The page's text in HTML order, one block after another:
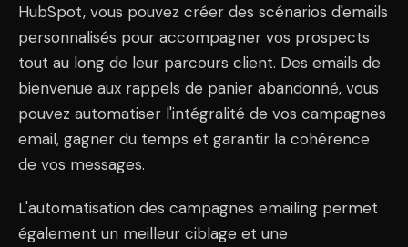
HubSpot, vous pouvez créer des scénarios d'emails
personnalisés pour accompagner vos prospects
tout au long de leur parcours client. Des emails de
bienvenue aux rappels de panier abandonné, vous
pouvez automatiser l'intégralité de vos campagnes
email, gagner du temps et garantir la cohérence
de vos messages.
L'automatisation des campagnes emailing permet
également un meilleur ciblage et une